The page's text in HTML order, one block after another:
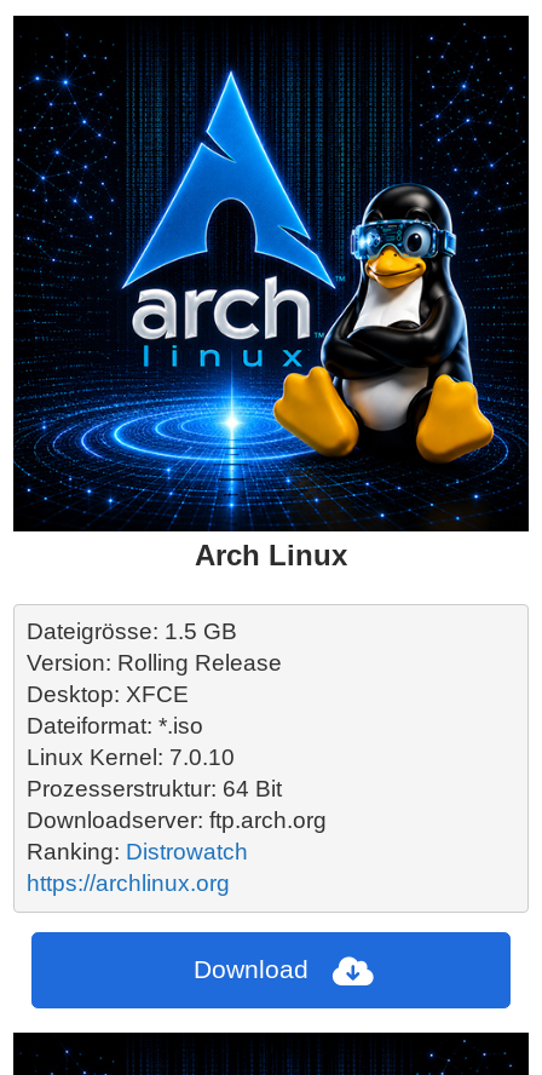
Arch Linux
Dateigrösse: 1.5 GB
Version: Rolling Release
Desktop: XFCE
Dateiformat: *.iso
Linux Kernel: 7.0.10
Prozesserstruktur: 64 Bit
Downloadserver: ftp.arch.org
Ranking: Distrowatch
Download